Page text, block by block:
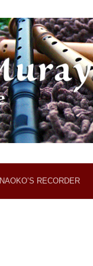
NAOKO’S RECORDER